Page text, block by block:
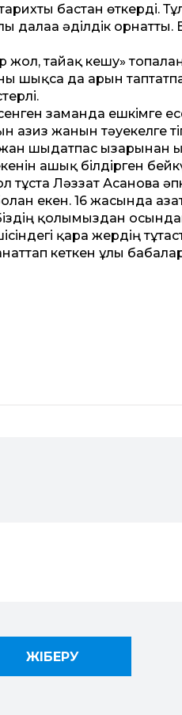
бастан өткерді.
далаға әділдік
жол, тайғақ кешу»
шықса да арын
заманда ешкімге
ғазиз жанын тәуекелге
шыдатпас ызғарынан
ашық білдірген
тұста Ләззат Асанова
екен. 16 жасында
қолымыздан
қара жердің
кеткен ұлы